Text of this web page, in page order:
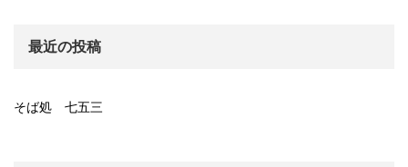
最近の投稿
そば処 七五三